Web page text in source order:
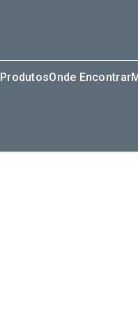
ProdutosOnde Encontrar